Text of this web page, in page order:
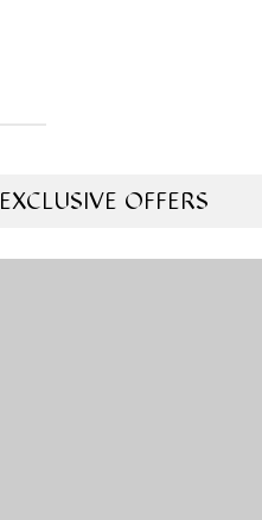
EXCLUSIVE OFFERS